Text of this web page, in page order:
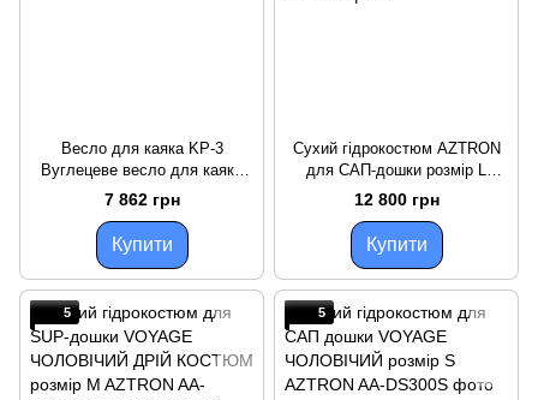
Весло для каяка KP-3
Вуглецеве весло для каяка
KP-3
7 862 грн
Купити
Сухий гідрокостюм AZTRON
для САП-дошки розмір L
AZTRON AA-DS300L AA-
DS300L
12 800 грн
Купити
5 5